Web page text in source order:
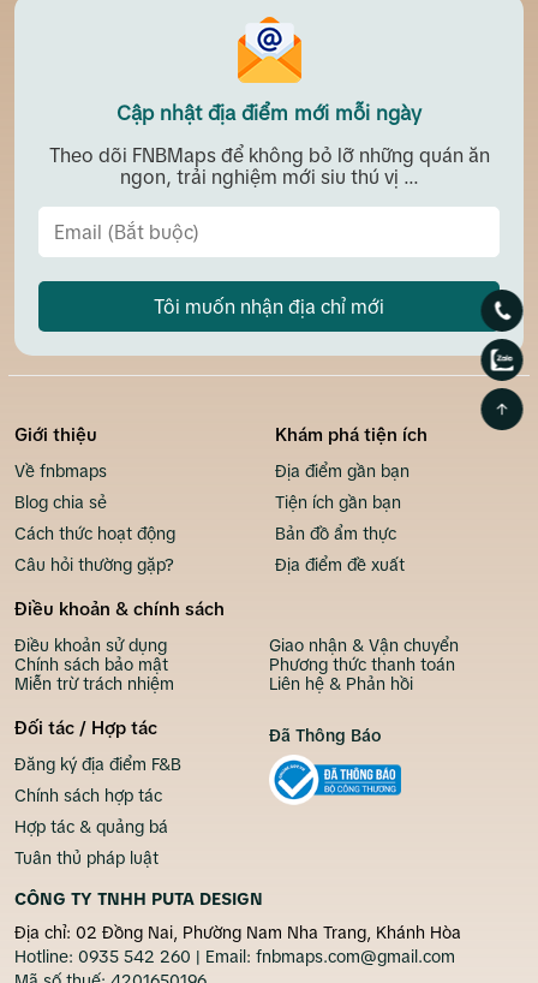
Cập nhật địa điểm mới mỗi ngày
Theo dõi FNBMaps để không bỏ lỡ những quán ăn
ngon, trải nghiệm mới siu thú vị ...
Tôi muốn nhận địa chỉ mới
Giới thiệu
Về fnbmaps
Blog chia sẻ
Cách thức hoạt động
Câu hỏi thường gặp?
Khám phá tiện ích
Địa điểm gần bạn
Tiện ích gần bạn
Bản đồ ẩm thực
Địa điểm đề xuất
Điều khoản & chính sách
Điều khoản sử dụng
Chính sách bảo mật
Miễn trừ trách nhiệm
Giao nhận & Vận chuyển
Phương thức thanh toán
Liên hệ & Phản hồi
Đối tác / Hợp tác
Đăng ký địa điểm F&B
Chính sách hợp tác
Hợp tác & quảng bá
Tuân thủ pháp luật
CÔNG TY TNHH PUTA DESIGN
Địa chỉ: 02 Đồng Nai, Phường Nam Nha Trang, Khánh Hòa
Hotline: 0935 542 260 | Email: fnbmaps.com@gmail.com
Đã Thông Báo